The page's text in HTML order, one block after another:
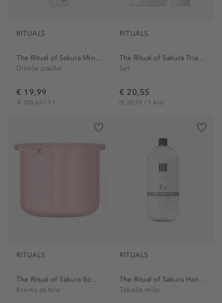
RITUALS
The Ritual of Sakura Mini...
Dišeče palčke
€ 19,99
€ 285,60 / 1 l
RITUALS
The Ritual of Sakura Trial Set
Set
€ 20,55
(€ 20,55 / 1 kos)
RITUALS
The Ritual of Sakura Body...
Krema za telo
RITUALS
The Ritual of Sakura Hand...
Tekoče milo